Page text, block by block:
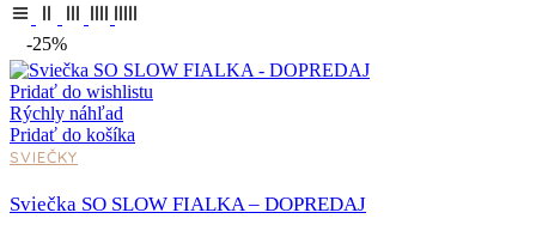
-25%
Pridať do wishlistu
Rýchly náhľad
Pridať do košíka
SVIEČKY
Sviečka SO SLOW FIALKA – DOPREDAJ